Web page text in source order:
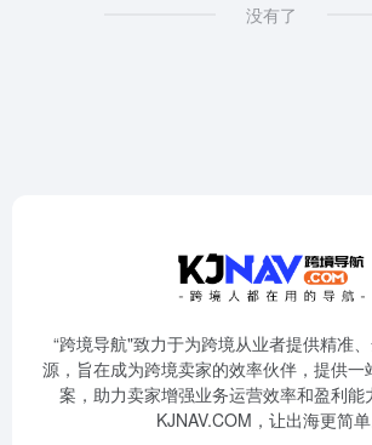
没有了
“跨境导航"致力于为跨境从业者提供精准
源，旨在成为跨境卖家的效率伙伴，提供一
案，助力卖家增强业务运营效率和盈利能
KJNAV.COM，让出海更简单